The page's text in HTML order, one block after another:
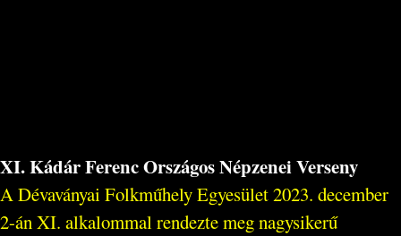
XI. Kádár Ferenc Országos Népzenei Verseny
A Dévaványai Folkműhely Egyesület 2023. december
2-án XI. alkalommal rendezte meg nagysikerű